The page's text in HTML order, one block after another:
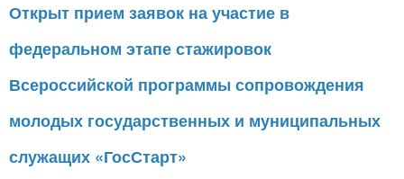
Открыт прием заявок на участие в
федеральном этапе стажировок
Всероссийской программы сопровождения
молодых государственных и муниципальных
служащих «ГосСтарт»